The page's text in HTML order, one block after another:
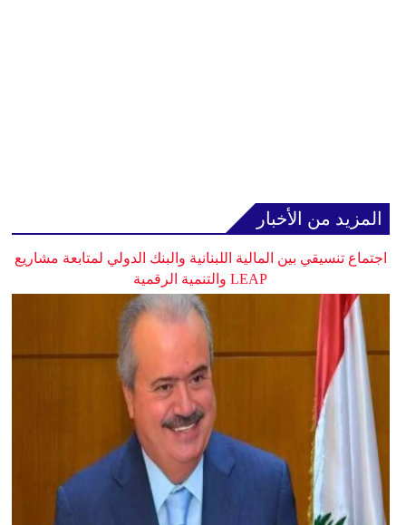
المزيد من الأخبار
اجتماع تنسيقي بين المالية اللبنانية والبنك الدولي لمتابعة مشاريع
LEAP والتنمية الرقمية